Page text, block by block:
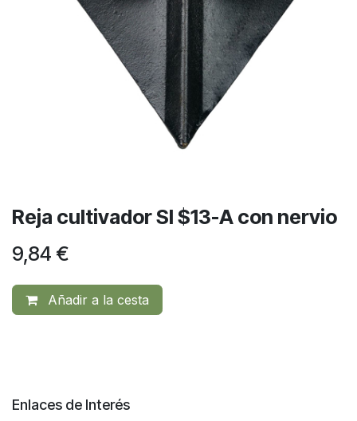
Reja cultivador SI $13-A con nervio
9,84 €
Añadir a la cesta
Enlaces de Interés